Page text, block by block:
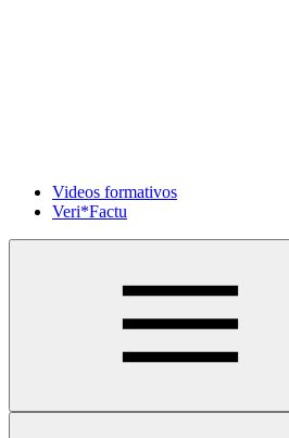
Videos formativos
Veri*Factu